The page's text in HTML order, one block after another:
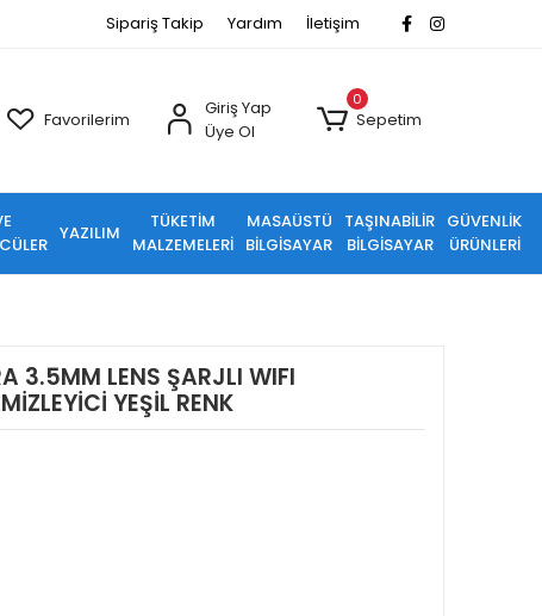
Sipariş Takip Yardım İletişim
Favorilerim
Giriş Yap
Üye Ol
0
Sepetim
YAZILIM
TÜKETİM
MALZEMELERİ
MASAÜSTÜ
BİLGİSAYAR
TAŞINABİLİR
BİLGİSAYAR
GÜVENLİK
ÜRÜNLERİ
3.5MM LENS ŞARJLI WIFI
YEŞİL RENK